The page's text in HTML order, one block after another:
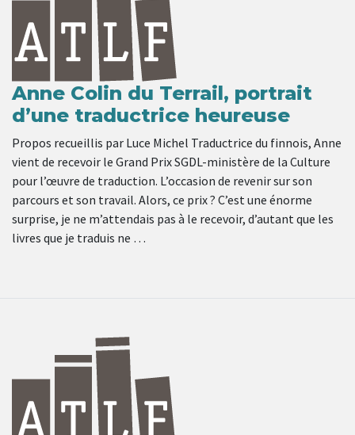
Anne Colin du Terrail, portrait
d’une traductrice heureuse
Propos recueillis par Luce Michel Traductrice du finnois, Anne
vient de recevoir le Grand Prix SGDL-ministère de la Culture
pour l’œuvre de traduction. L’occasion de revenir sur son
parcours et son travail. Alors, ce prix ? C’est une énorme
surprise, je ne m’attendais pas à le recevoir, d’autant que les
livres que je traduis ne …